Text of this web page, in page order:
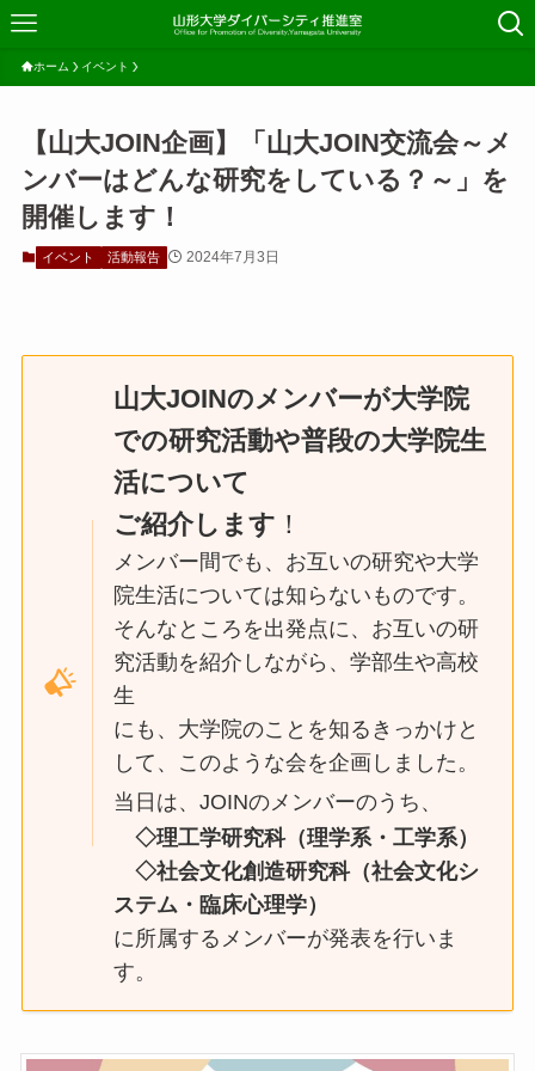
ホーム イベント
【山大JOIN企画】「山大JOIN交流会～メ
ンバーはどんな研究をしている？～」を
開催します！
イベント 活動報告 2024年7月3日
山大JOINのメンバーが大学院
での研究活動や普段の大学院生
活について
ご紹介します ！
メンバー間でも、お互いの研究や大学
院生活については知らないものです。
そんなところを出発点に、お互いの研
究活動を紹介しながら、学部生や高校
生
にも、大学院のことを知るきっかけと
して、このような会を企画しました。
当日は、JOINのメンバーのうち、
◇理工学研究科（理学系・工学系）
◇社会文化創造研究科（社会文化シ
ステム・臨床心理学）
に所属するメンバーが発表を行いま
す。